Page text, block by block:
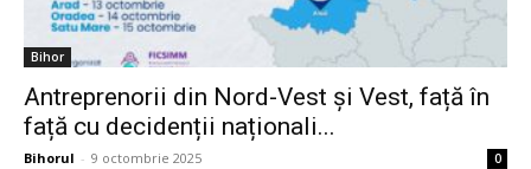
Bihor
Antreprenorii din Nord-Vest și Vest, față în
față cu decidenții naționali...
Bihorul - 9 octombrie 2025 0